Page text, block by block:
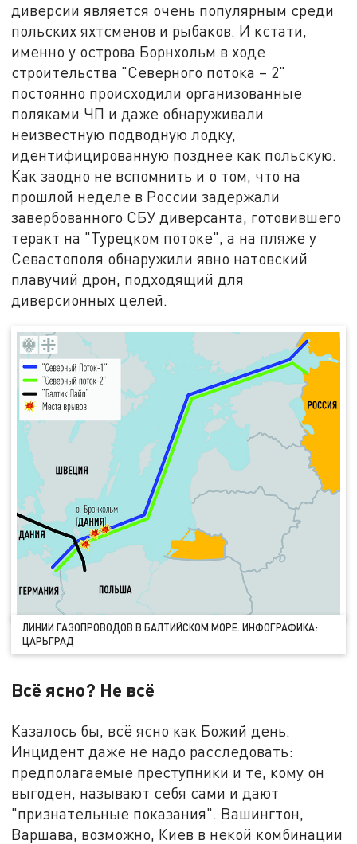
диверсии является очень популярным среди
польских яхтсменов и рыбаков. И кстати,
именно у острова Борнхольм в ходе
строительства "Северного потока – 2"
постоянно происходили организованные
поляками ЧП и даже обнаруживали
неизвестную подводную лодку,
идентифицированную позднее как польскую.
Как заодно не вспомнить и о том, что на
прошлой неделе в России задержали
завербованного СБУ диверсанта, готовившего
теракт на "Турецком потоке", а на пляже у
Севастополя обнаружили явно натовский
плавучий дрон, подходящий для
диверсионных целей.
ЛИНИИ ГАЗОПРОВОДОВ В БАЛТИЙСКОМ МОРЕ. ИНФОГРАФИКА:
ЦАРЬГРАД
Всё ясно? Не всё
Казалось бы, всё ясно как Божий день.
Инцидент даже не надо расследовать:
предполагаемые преступники и те, кому он
выгоден, называют себя сами и дают
"признательные показания". Вашингтон,
Варшава, возможно, Киев в некой комбинации